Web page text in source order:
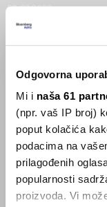
Odgovorna
Mi i naša 61
(npr. vaš IP broj)
poput kolačića
podacima na
prilagođenih
popularnosti
proizvoda. Vi
02.07.2026
SVE VIJESTI IZ RUBRIKE